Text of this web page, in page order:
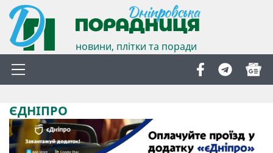
новини, плітки та поради
ЄДНІПРО